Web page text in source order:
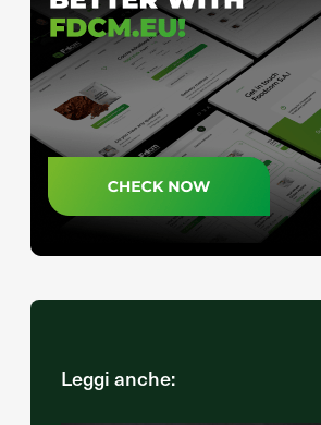
Leggi anche: